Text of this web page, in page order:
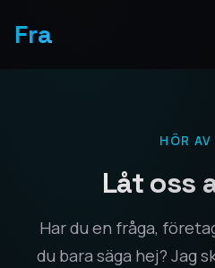
Fra
HÖR AV
Låt oss
Har du en fråga,
du bara säga hej? Jag